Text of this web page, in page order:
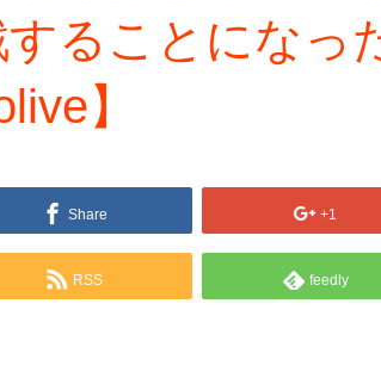
ることになっ
】
Share +1
RSS feedly